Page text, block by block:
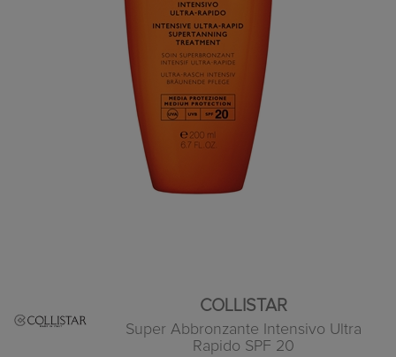
COLLISTAR
Super Abbronzante Intensivo Ultra
Rapido SPF 20